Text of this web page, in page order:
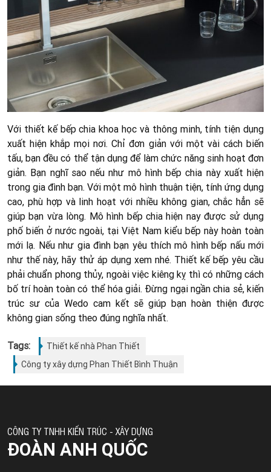
Với thiết kế bếp chia khoa học và thông minh, tính tiện dụng
xuất hiện khắp mọi nơi. Chỉ đơn giản với một vài cách biến
tấu, bạn đều có thể tận dụng để làm chức năng sinh hoạt đơn
giản. Bạn nghĩ sao nếu như mô hình bếp chia này xuất hiện
trong gia đình bạn. Với một mô hình thuận tiện, tính ứng dụng
cao, phù hợp và linh hoạt với nhiều không gian, chắc hẳn sẽ
giúp bạn vừa lòng. Mô hình bếp chia hiện nay được sử dụng
phố biến ở nước ngoài, tại Việt Nam kiểu bếp này hoàn toàn
mới lạ. Nếu như gia đình bạn yêu thích mô hình bếp nấu mới
như thế này, hãy thử áp dụng xem nhé. Thiết kế bếp yêu cầu
phải chuẩn phong thủy, ngoài việc kiêng kỵ thì có những cách
bố trí hoàn toàn có thể hóa giải. Đừng ngại ngần chia sẻ, kiến
trúc sư của Wedo cam kết sẽ giúp bạn hoàn thiện được
không gian sống theo đúng nghĩa nhất.
Tags:
Thiết kế nhà Phan Thiết
Công ty xây dựng Phan Thiết Bình Thuận
CÔNG TY TNHH KIẾN TRÚC - XÂY DỰNG
ĐOÀN ANH QUỐC